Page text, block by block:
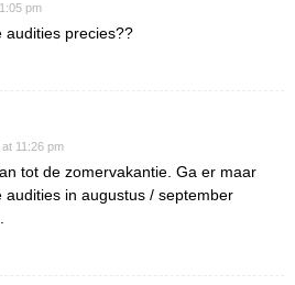
pm
audities precies??
11:26 pm
tot de zomervakantie. Ga er maar
audities in augustus / september